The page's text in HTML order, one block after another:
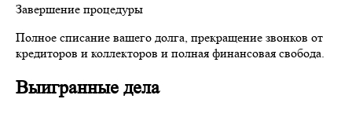
Завершение процедуры
Полное списание вашего долга, прекращение звонков от
кредиторов и коллекторов и полная финансовая свобода.
Выигранные дела